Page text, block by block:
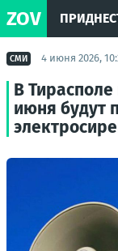
ZOV
СМИ 4 июня 2026,
В Тирасполе
июня будут